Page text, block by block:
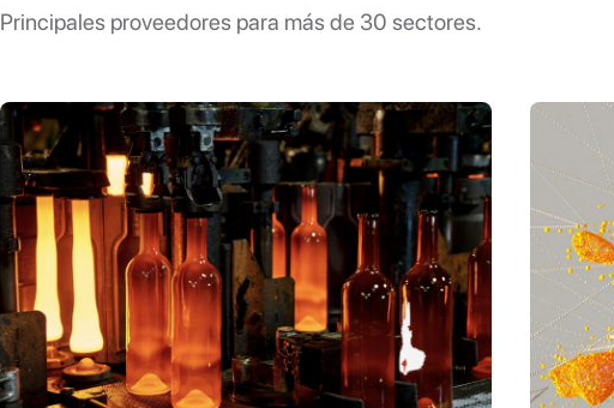
Principales proveedores para más de 30 sectores.